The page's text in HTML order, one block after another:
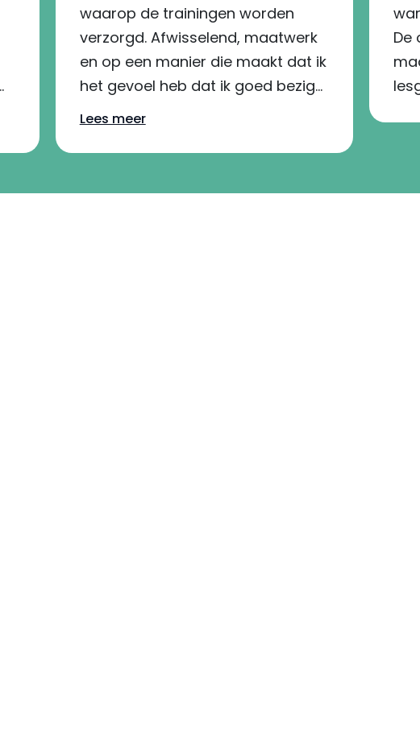
waarop de trainingen worden
verzorgd. Afwisselend, maatwerk
en op een manier die maakt dat ik
het gevoel heb dat ik goed bezig
ben. Ik voel vooruitgang en
Lees meer
De